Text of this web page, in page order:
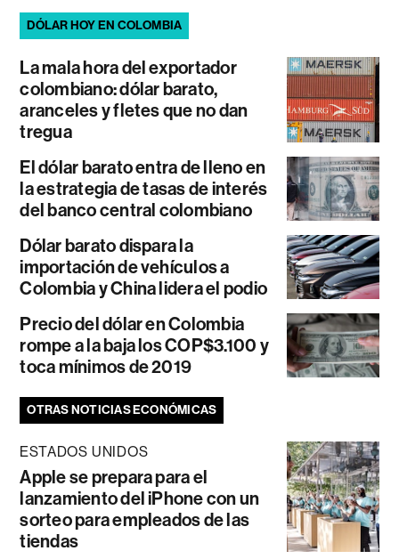
DÓLAR HOY EN COLOMBIA
La mala hora del exportador
colombiano: dólar barato,
aranceles y fletes que no dan
tregua
El dólar barato entra de lleno en
la estrategia de tasas de interés
del banco central colombiano
Dólar barato dispara la
importación de vehículos a
Colombia y China lidera el podio
Precio del dólar en Colombia
rompe a la baja los COP$3.100 y
toca mínimos de 2019
OTRAS NOTICIAS ECONÓMICAS
ESTADOS UNIDOS
Apple se prepara para el
lanzamiento del iPhone con un
sorteo para empleados de las
tiendas